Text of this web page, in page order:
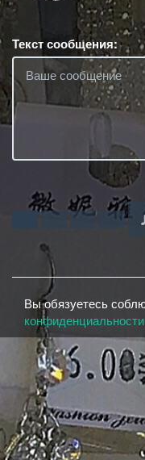
Текст сообщения:
Вы обязуетесь
конфиденциальности